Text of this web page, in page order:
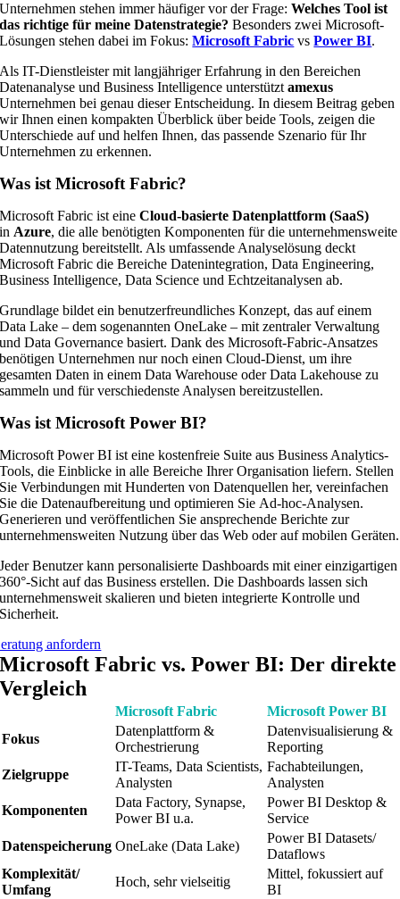
Unternehmen stehen immer häufiger vor der Frage:Welches Tool ist
das richtige für meine Datenstrategie? Besonders zwei Microsoft-
Lösungen stehen dabei im Fokus:Microsoft Fabric vs Power BI.
Als IT-Dienstleister mit langjähriger Erfahrung in den Bereichen
Datenanalyse und Business Intelligence unterstütztamexus
Unternehmen bei genau dieser Entscheidung. In diesem Beitrag geben
wir Ihnen einen kompakten Überblick über beide Tools, zeigen die
Unterschiede auf und helfen Ihnen, das passende Szenario für Ihr
Unternehmen zu erkennen.
Was ist Microsoft Fabric?
Microsoft Fabric ist eineCloud-basierte Datenplattform (SaaS)
inAzure, die alle benötigten Komponenten für die unternehmensweite
Datennutzung bereitstellt. Als umfassende Analyselösung deckt
Microsoft Fabric die Bereiche Datenintegration, Data Engineering,
Business Intelligence, Data Science und Echtzeitanalysen ab.
Grundlage bildet ein benutzerfreundliches Konzept, das auf einem
Data Lake – dem sogenannten OneLake – mit zentraler Verwaltung
und Data Governance basiert. Dank des Microsoft-Fabric-Ansatzes
benötigen Unternehmen nur noch einen Cloud-Dienst, um ihre
gesamten Daten in einem Data Warehouse oder Data Lakehouse zu
sammeln und für verschiedenste Analysen bereitzustellen.
Was ist Microsoft Power BI?
Microsoft Power BI ist eine kostenfreie Suite aus Business Analytics-
Tools, die Einblicke in alle Bereiche Ihrer Organisation liefern. Stellen
Sie Verbindungen mit Hunderten von Datenquellen her, vereinfachen
Sie die Datenaufbereitung und optimieren Sie Ad-hoc-Analysen.
Generieren und veröffentlichen Sie ansprechende Berichte zur
unternehmensweiten Nutzung über das Web oder auf mobilen Geräten.
Jeder Benutzer kann personalisierte Dashboards mit einer einzigartigen
360°-Sicht auf das Business erstellen. Die Dashboards lassen sich
unternehmensweit skalieren und bieten integrierte Kontrolle und
Sicherheit.
anfordern
Microsoft Fabric vs. Power BI: Der direkte
Vergleich
Microsoft Fabric
Microsoft Power BI
Fokus
Datenplattform &
Orchestrierung
Datenvisualisierung &
Reporting
Zielgruppe
IT-Teams, Data Scientists,
Analysten
Fachabteilungen,
Analysten
Komponenten
Data Factory, Synapse,
Power BI u.a.
Power BI Desktop &
Service
Datenspeicherung OneLake (Data Lake)
Power BI Datasets/
Dataflows
Komplexität/
Umfang
Hoch, sehr vielseitig
Mittel, fokussiert auf
BI